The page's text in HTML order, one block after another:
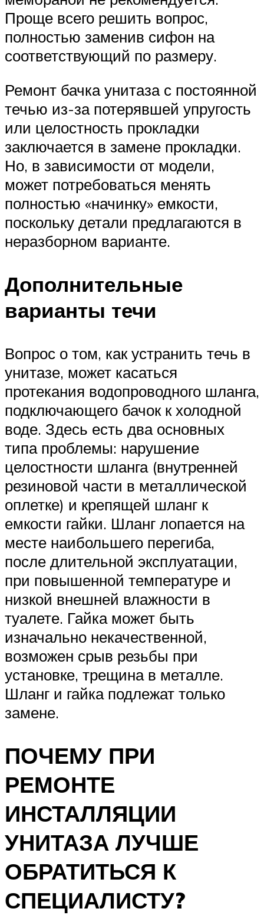
Проще всего решить вопрос,
полностью заменив сифон на
соответствующий по размеру.
Ремонт бачка унитаза с постоянной
течью из-за потерявшей упругость
или целостность прокладки
заключается в замене прокладки.
Но, в зависимости от модели,
может потребоваться менять
полностью «начинку» емкости,
поскольку детали предлагаются в
неразборном варианте.
Дополнительные
варианты течи
Вопрос о том, как устранить течь в
унитазе, может касаться
протекания водопроводного шланга,
подключающего бачок к холодной
воде. Здесь есть два основных
типа проблемы: нарушение
целостности шланга (внутренней
резиновой части в металлической
оплетке) и крепящей шланг к
емкости гайки. Шланг лопается на
месте наибольшего перегиба,
после длительной эксплуатации,
при повышенной температуре и
низкой внешней влажности в
туалете. Гайка может быть
изначально некачественной,
возможен срыв резьбы при
установке, трещина в металле.
Шланг и гайка подлежат только
замене.
ПОЧЕМУ ПРИ
РЕМОНТЕ
ИНСТАЛЛЯЦИИ
УНИТАЗА ЛУЧШЕ
ОБРАТИТЬСЯ К
СПЕЦИАЛИСТУ?